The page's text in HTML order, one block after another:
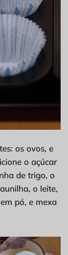
os ovos, e
o açúcar
de trigo, o
o leite,
pó, e mexa